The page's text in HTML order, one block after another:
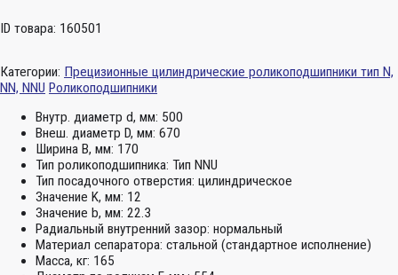
ID товара: 160501
Категории: Прецизионные цилиндрические роликоподшипники тип N,
NN, NNU Роликоподшипники
Внутр. диаметр d, мм: 500
Внеш. диаметр D, мм: 670
Ширина B, мм: 170
Тип роликоподшипника: Тип NNU
Тип посадочного отверстия: цилиндрическое
Значение K, мм: 12
Значение b, мм: 22.3
Радиальный внутренний зазор: нормальный
Материал сепаратора: стальной (стандартное исполнение)
Масса, кг: 165